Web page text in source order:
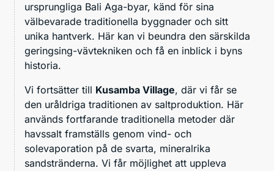
ursprungliga Bali Aga-byar, känd för sina
välbevarade traditionella byggnader och sitt
unika hantverk. Här kan vi beundra den särskilda
geringsing-vävtekniken och få en inblick i byns
historia.
Vi fortsätter till Kusamba Village, där vi får se
den uråldriga traditionen av saltproduktion. Här
används fortfarande traditionella metoder där
havssalt framställs genom vind- och
solevaporation på de svarta, mineralrika
sandstränderna. Vi får möjlighet att uppleva